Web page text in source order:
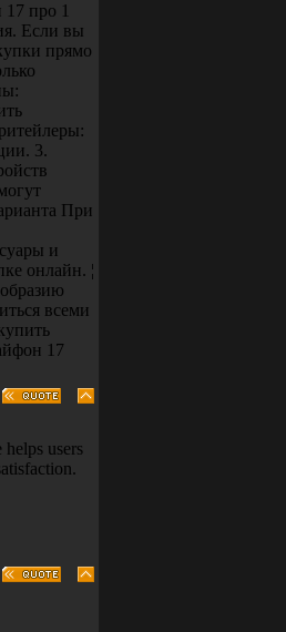
про 1
Если вы
прямо
3.
При
и
онлайн. ¦
всеми
17
users